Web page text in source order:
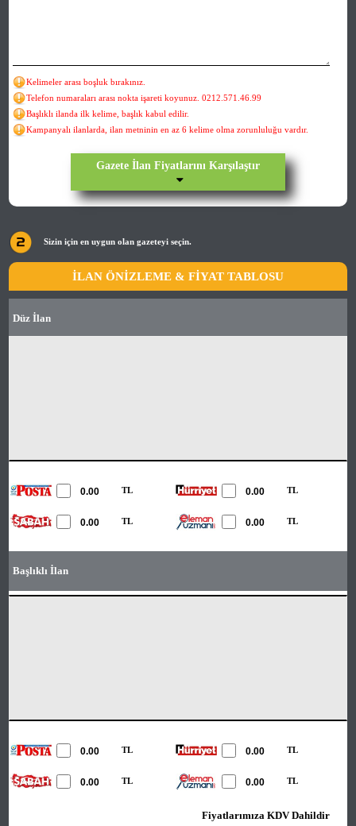
Kelimeler arası boşluk bırakınız.
Telefon numaraları arası nokta işareti koyunuz. 0212.571.46.99
Başlıklı ilanda ilk kelime, başlık kabul edilir.
Kampanyalı ilanlarda, ilan metninin en az 6 kelime olma zorunluluğu vardır.
Gazete İlan Fiyatlarını Karşılaştır
Sizin için en uygun olan gazeteyi seçin.
İLAN ÖNİZLEME & FİYAT TABLOSU
Düz İlan
TL TL
TL TL
Başlıklı İlan
TL TL
TL TL
Fiyatlarımıza KDV Dahildir